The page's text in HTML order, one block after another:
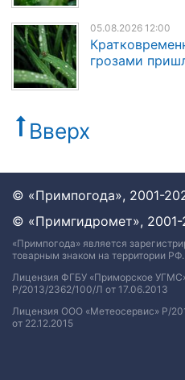
05.08.2026 12:00
грозами
Вверх
© «Примпогода», 2001-
© «Примгидромет», 2001-
«Примпогода» является
товарным знаком на территории РФ.
Лицензия ФГБУ «Приморское
Р/2013/2362/100/Л от 17.06.2013
Лицензия ООО «Метеосервис» Р/
от 22.12.2015